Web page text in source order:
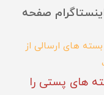
صفحه
های ارسالی از
های پستی را